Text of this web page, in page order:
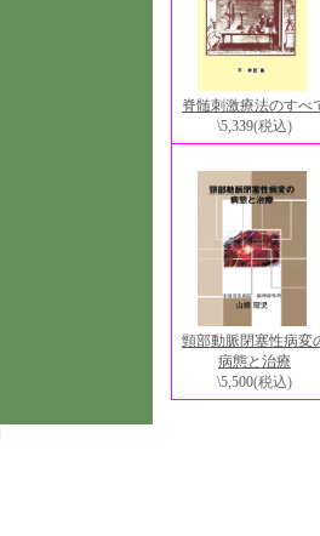
脊髄刺激療法のすべ
\5,339(税込)
頸部動脈閉塞性病変
病態と治療
\5,500(税込)